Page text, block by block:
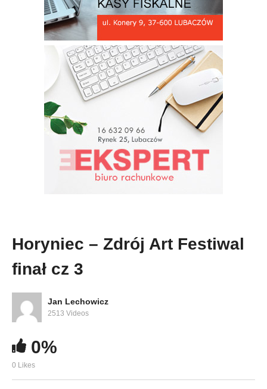
Horyniec – Zdrój Art Festiwal finał cz 1
Horyniec – Zdrój Art Festiwal
finał cz 3
Jan Lechowicz
2513 Videos
0%
0 Likes